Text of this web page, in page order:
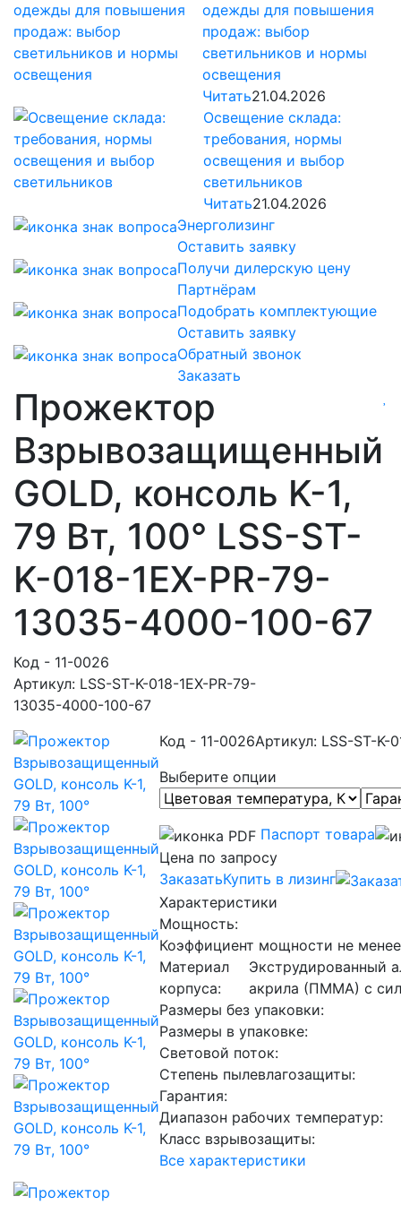
одежды для повышения
продаж: выбор
светильников и нормы
освещения
Читать21.04.2026
Освещение склада:
требования, нормы
освещения и выбор
светильников
Читать21.04.2026
Энерголизинг
Оставить заявку
Получи дилерскую цену
Партнёрам
Подобрать комплектующие
Оставить заявку
Обратный звонок
Заказать
Прожектор
Взрывозащищенный
GOLD, консоль K-1,
79 Вт, 100° LSS-ST-
K-018-1EX-PR-79-
13035-4000-100-67
Код - 11-0026
Артикул: LSS-ST-K-018-1EX-PR-79-
13035-4000-100-67
Код - 11-0026Артикул: LSS-ST-K-
Характеристики
Мощность:
Коэффициент мощности не
Материал
корпуса:
Экструдированный
акрила (ПММА) с
Размеры без упаковки:
Размеры в упаковке:
Световой поток:
Степень пылевлагозащиты:
Гарантия:
Диапазон рабочих температур:
Класс взрывозащиты:
Все характеристики
Выберите опции
Паспорт товара
Цена по запросу
ЗаказатьКупить в лизинг